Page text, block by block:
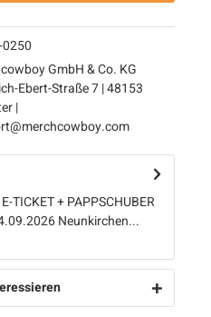
0250
GmbH & Co. KG
Ebert-Straße 7 | 48153
|
TICKET + PAPPSCHUBER
Neunkirchen...